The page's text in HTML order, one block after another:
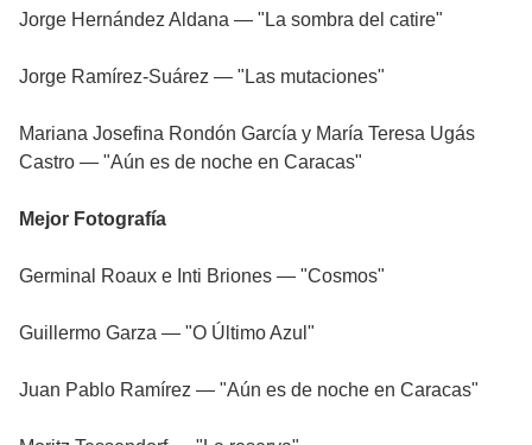
Jorge Hernández Aldana — "La sombra del catire"
Jorge Ramírez-Suárez — "Las mutaciones"
Mariana Josefina Rondón García y María Teresa Ugás
Castro — "Aún es de noche en Caracas"
Mejor Fotografía
Germinal Roaux e Inti Briones — "Cosmos"
Guillermo Garza — "O Último Azul"
Juan Pablo Ramírez — "Aún es de noche en Caracas"